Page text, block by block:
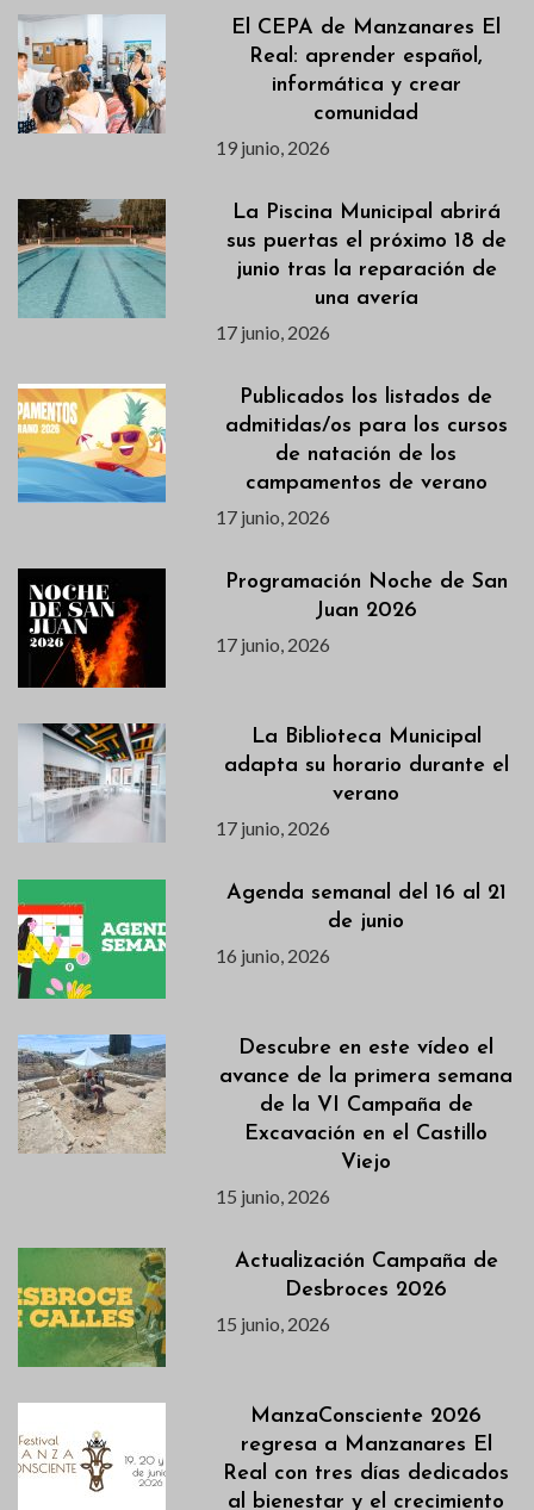
El CEPA de Manzanares El
Real: aprender español,
informática y crear
comunidad
19 junio, 2026
La Piscina Municipal abrirá
sus puertas el próximo 18 de
junio tras la reparación de
una avería
17 junio, 2026
Publicados los listados de
admitidas/os para los cursos
de natación de los
campamentos de verano
17 junio, 2026
Programación Noche de San
Juan 2026
17 junio, 2026
La Biblioteca Municipal
adapta su horario durante el
verano
17 junio, 2026
Agenda semanal del 16 al 21
de junio
16 junio, 2026
Descubre en este vídeo el
avance de la primera semana
de la VI Campaña de
Excavación en el Castillo
Viejo
15 junio, 2026
Actualización Campaña de
Desbroces 2026
15 junio, 2026
ManzaConsciente 2026
regresa a Manzanares El
Real con tres días dedicados
al bienestar y el crecimiento